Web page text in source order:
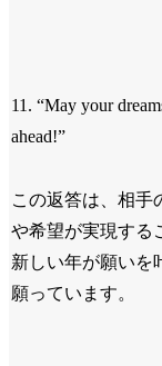
11. “May your
ahead!”
この返答は、相手
や希望が実現する
新しい年が願いを
願っています。